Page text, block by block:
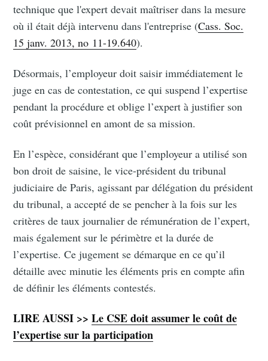
technique que l'expert devait maîtriser dans la mesure
où il était déjà intervenu dans l'entreprise (Cass. Soc.
15 janv. 2013, no 11-19.640).
Désormais, l’employeur doit saisir immédiatement le
juge en cas de contestation, ce qui suspend l’expertise
pendant la procédure et oblige l’expert à justifier son
coût prévisionnel en amont de sa mission.
En l’espèce, considérant que l’employeur a utilisé son
bon droit de saisine, le vice-président du tribunal
judiciaire de Paris, agissant par délégation du président
du tribunal, a accepté de se pencher à la fois sur les
critères de taux journalier de rémunération de l’expert,
mais également sur le périmètre et la durée de
l’expertise. Ce jugement se démarque en ce qu’il
détaille avec minutie les éléments pris en compte afin
de définir les éléments contestés.
LIRE AUSSI >>Le CSE doit assumer le coût de
l’expertise sur la participation